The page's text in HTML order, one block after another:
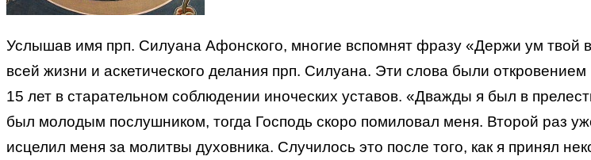
Услышав имя прп. Силуана Афонского, многие вспомнят фразу «Держи ум твой
всей жизни и аскетического делания прп. Силуана. Эти слова были
15 лет в старательном соблюдении иноческих уставов. «Дважды я был в
был молодым послушником, тогда Господь скоро помиловал меня. Второй раз
исцелил меня за молитвы духовника. Случилось это после того, как я принял